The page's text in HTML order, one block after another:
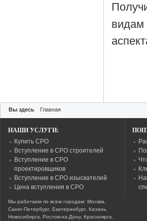
видам
Вы здесь Главная
НАШИ УСЛУГИ:
Купить СРО
Вступление в СРО строителей
Вступление в СРО
проектировщиков
Вступление в СРО изыскателей
Цена вступления в СРО
Мы работаем по всем городам: Москва,
Санкт-Петербург, Екатеринбург, Казань,
Новосибирск, Ростов-на-Дону, Красноярск,